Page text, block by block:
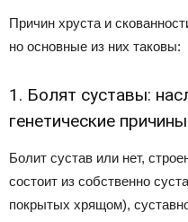
Причин хруста и
но основные из них таковы:
1. Болят суставы:
генетические
Болит сустав или нет,
состоит из собственно
покрытых хрящом),